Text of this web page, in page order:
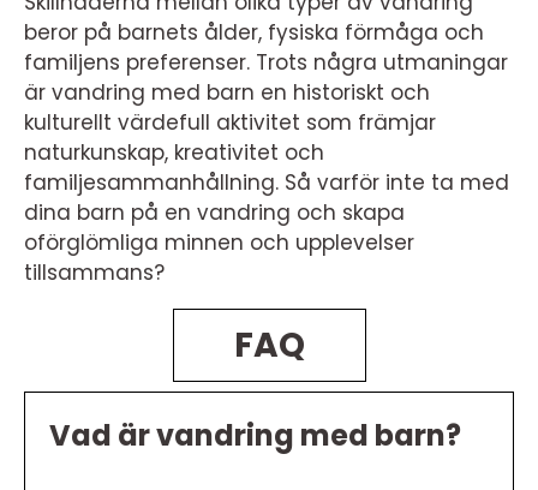
beror på barnets ålder, fysiska förmåga och
familjens preferenser. Trots några utmaningar
är vandring med barn en historiskt och
kulturellt värdefull aktivitet som främjar
naturkunskap, kreativitet och
familjesammanhållning. Så varför inte ta med
dina barn på en vandring och skapa
oförglömliga minnen och upplevelser
tillsammans?
FAQ
Vad är vandring med barn?